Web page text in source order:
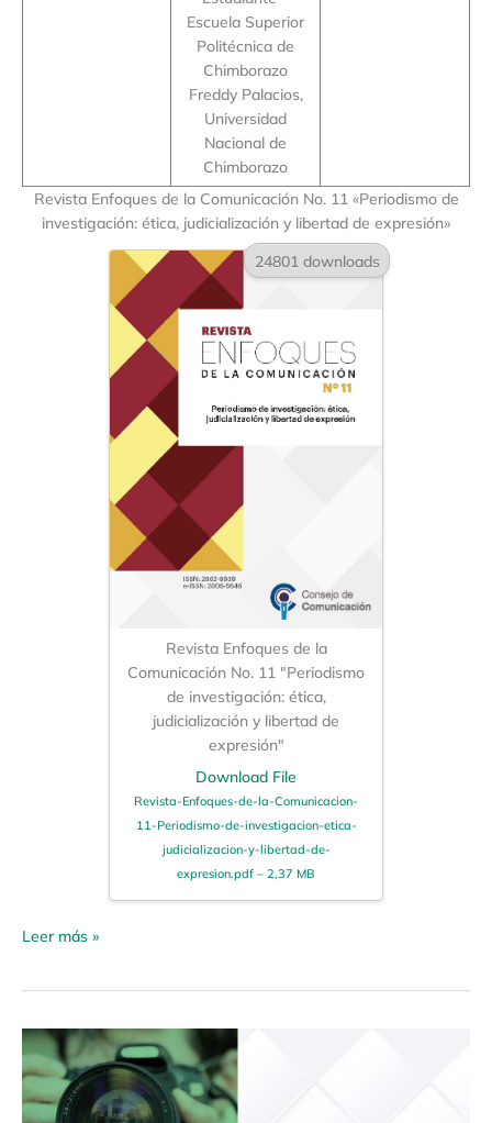
Escuela Superior
Politécnica de
Chimborazo
Freddy Palacios,
Universidad
Nacional de
Chimborazo
Revista Enfoques de la Comunicación No. 11 «Periodismo de
investigación: ética, judicialización y libertad de expresión»
24801 downloads
Revista Enfoques de la
Comunicación No. 11 "Periodismo
de investigación: ética,
judicialización y libertad de
expresión"
Download File
Revista-Enfoques-de-la-Comunicacion-
11-Periodismo-de-investigacion-etica-
judicializacion-y-libertad-de-
expresion.pdf – 2,37 MB
Leer más »
Conversatorio
virtual:
“Comunicación
Política